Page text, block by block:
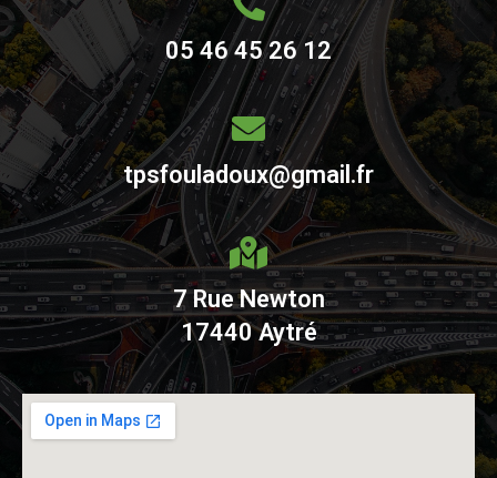
05 46 45 26 12
tpsfouladoux@gmail.fr
7 Rue Newton
17440 Aytré